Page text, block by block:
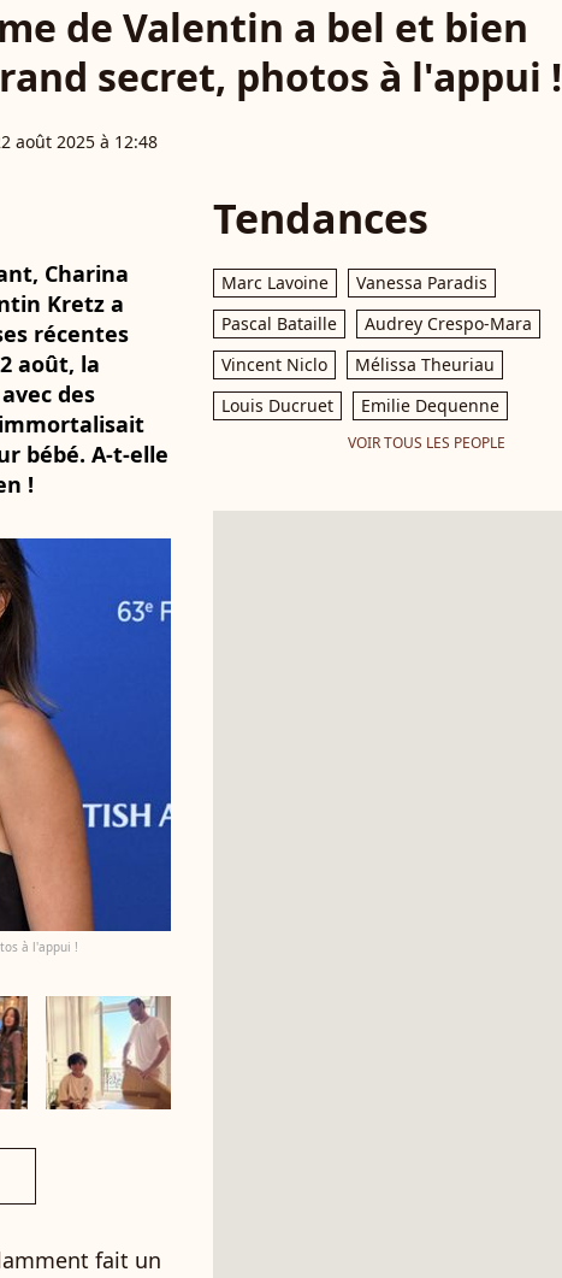
de Valentin a bel et bien
secret, photos à l'appui !
août 2025 à 12:48
Charina
Kretz a
récentes
août, la
des
bébé. A-t-elle
!
à l'appui !
fait un
Tendances
Marc Lavoine
Vanessa Paradis
Pascal Bataille
Audrey Crespo-Mara
Vincent Niclo
Mélissa Theuriau
Louis Ducruet
Emilie Dequenne
VOIR TOUS LES PEOPLE